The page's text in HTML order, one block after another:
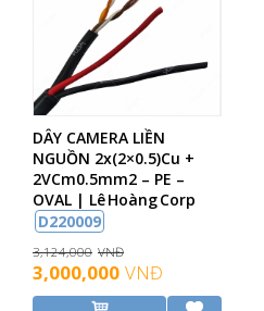
DÂY CAMERA LIỀN
NGUỒN 2x(2×0.5)Cu +
2VCm0.5mm2 – PE –
OVAL | Lê Hoàng Corp
D220009
3,124,000 VNĐ
3,000,000 VNĐ